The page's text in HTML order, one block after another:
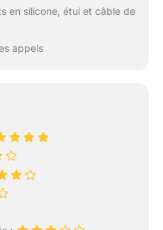
en silicone, étui et câble de
appels